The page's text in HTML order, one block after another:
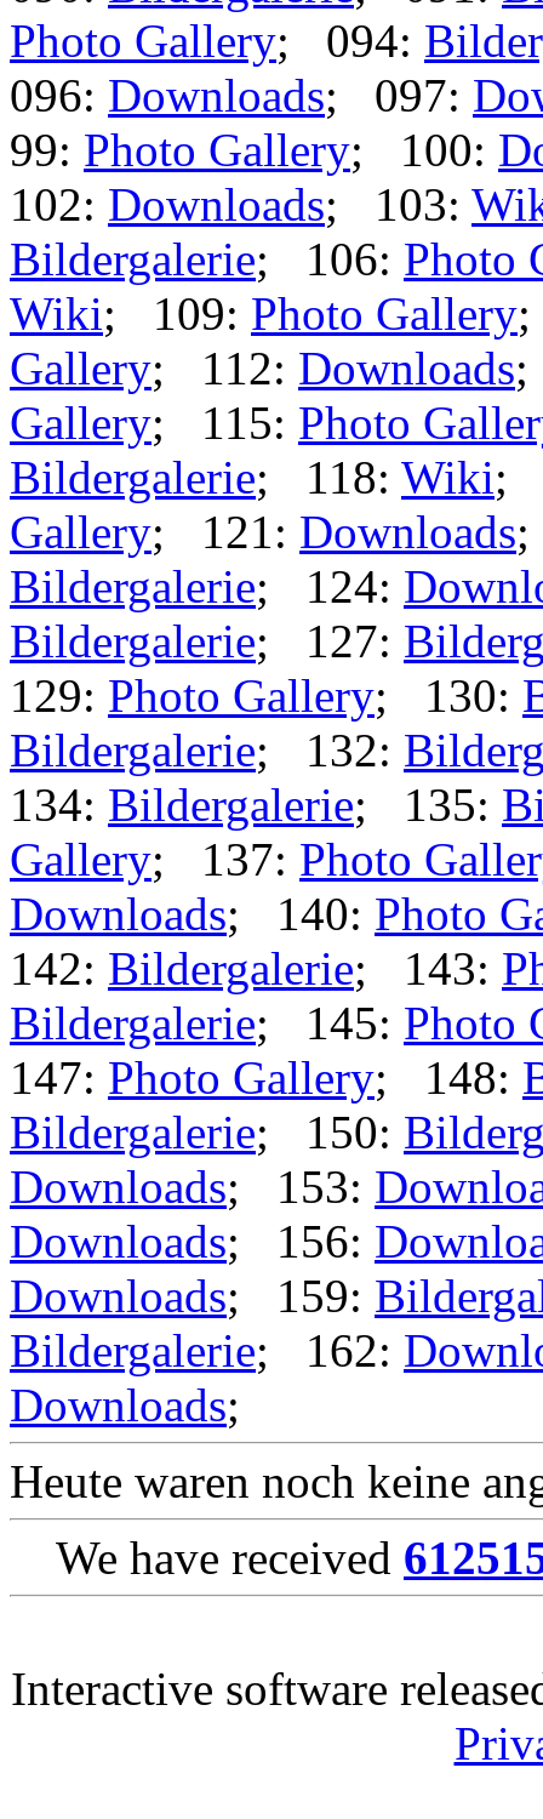
Photo Gallery; 094:
096: Downloads; 097:
99: Photo Gallery; 100:
102: Downloads; 103:
Bildergalerie; 106: Photo
Wiki; 109: Photo Gallery
Gallery; 112: Downloads
Gallery; 115: Photo
Bildergalerie; 118: Wiki;
Gallery; 121: Downloads
Bildergalerie; 124:
Bildergalerie; 127:
129: Photo Gallery; 130:
Bildergalerie; 132:
134: Bildergalerie; 135:
Gallery; 137: Photo
Downloads; 140: Photo
142: Bildergalerie; 143:
Bildergalerie; 145: Photo
147: Photo Gallery; 148:
Bildergalerie; 150:
Downloads; 153:
Downloads; 156:
Downloads; 159:
Bildergalerie; 162:
Downloads;
Heute waren noch keine
We have received
Interactive software